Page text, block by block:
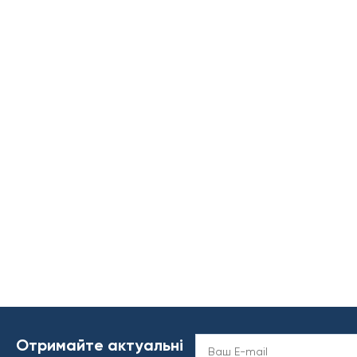
Отримайте актуальні